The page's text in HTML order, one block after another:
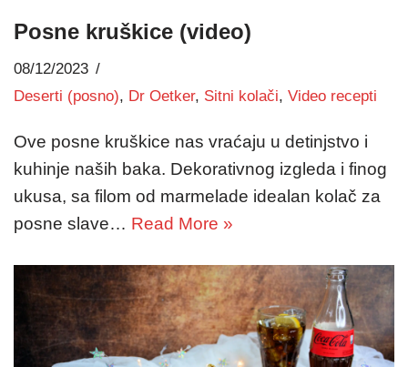
Posne kruškice (video)
08/12/2023
Deserti (posno), Dr Oetker, Sitni kolači, Video recepti
Ove posne kruškice nas vraćaju u detinjstvo i
kuhinje naših baka. Dekorativnog izgleda i finog
ukusa, sa filom od marmelade idealan kolač za
posne slave… Read More »